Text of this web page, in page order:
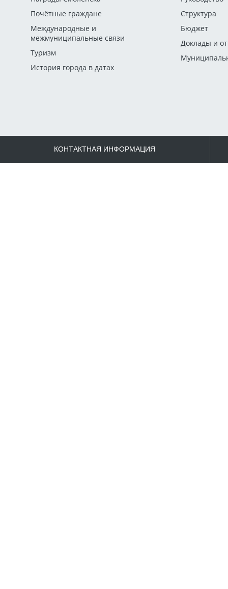
Почётные граждане
Международные и
межмуниципальные связи
Туризм
История города в датах
Структура
Бюджет
Доклады и
КОНТАКТНАЯ ИНФОРМАЦИЯ